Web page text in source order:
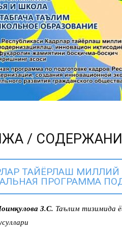
/
ТАЙЁРЛАШ
ПРОГРАММА
З.С. Таълим тизимида